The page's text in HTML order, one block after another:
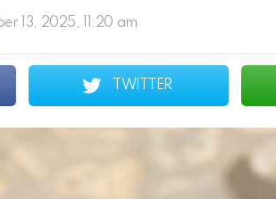
13, 2025, 11:20 am
TWITTER